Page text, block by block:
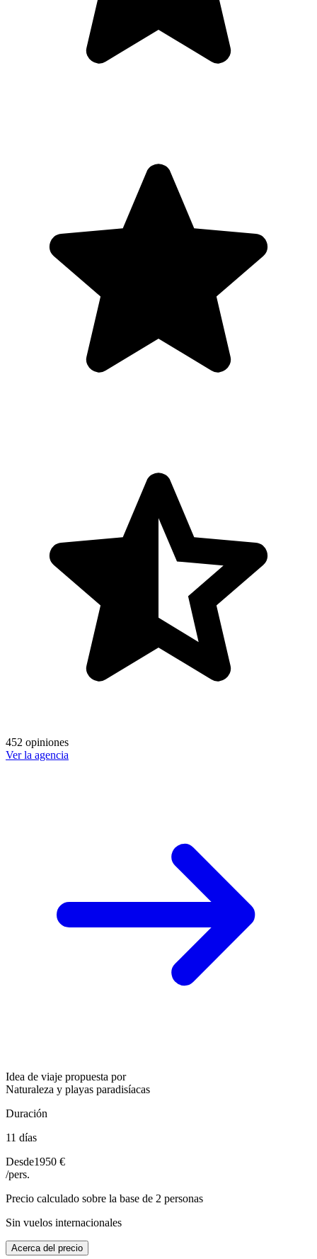
452 opiniones
Ver la agencia
Idea de viaje propuesta por
Naturaleza y playas paradisíacas
Duración
11 días
Desde1950 €
/pers.
Precio calculado sobre la base de 2 personas
Sin vuelos internacionales
Acerca del precio